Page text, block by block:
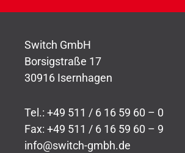
Switch GmbH
Borsigstraße 17
30916 Isernhagen
Tel.: +49 511 / 6 16 59 60 – 0
Fax: +49 511 / 6 16 59 60 – 9
info@switch-gmbh.de